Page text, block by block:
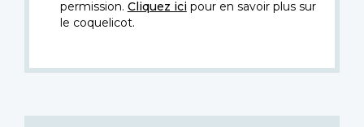
permission. Cliquez icipour en savoir plus sur
le coquelicot.